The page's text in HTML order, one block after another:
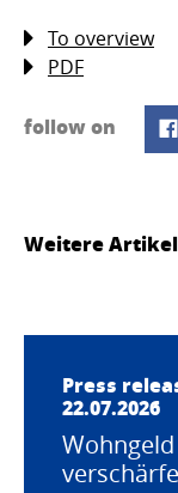
To overview
PDF
follow on
Weitere Artikel
Press
22.07.2026